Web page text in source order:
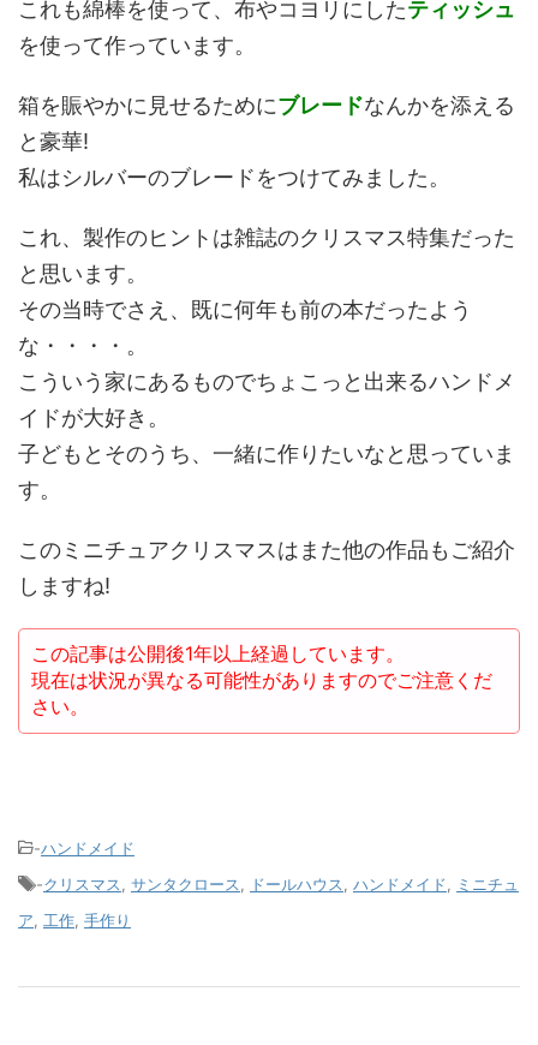
これも綿棒を使って、布やコヨリにしたティッシュ
を使って作っています。
箱を賑やかに見せるためにブレードなんかを添える
と豪華!
私はシルバーのブレードをつけてみました。
これ、製作のヒントは雑誌のクリスマス特集だった
と思います。
その当時でさえ、既に何年も前の本だったよう
な・・・・。
こういう家にあるものでちょこっと出来るハンドメ
イドが大好き。
子どもとそのうち、一緒に作りたいなと思っていま
す。
このミニチュアクリスマスはまた他の作品もご紹介
しますね!
この記事は公開後1年以上経過しています。
現在は状況が異なる可能性がありますのでご注意くだ
さい。
-ハンドメイド
-クリスマス サンタクロース ドールハウス ハンドメイド
ミニチュ
ア
工作 手作り